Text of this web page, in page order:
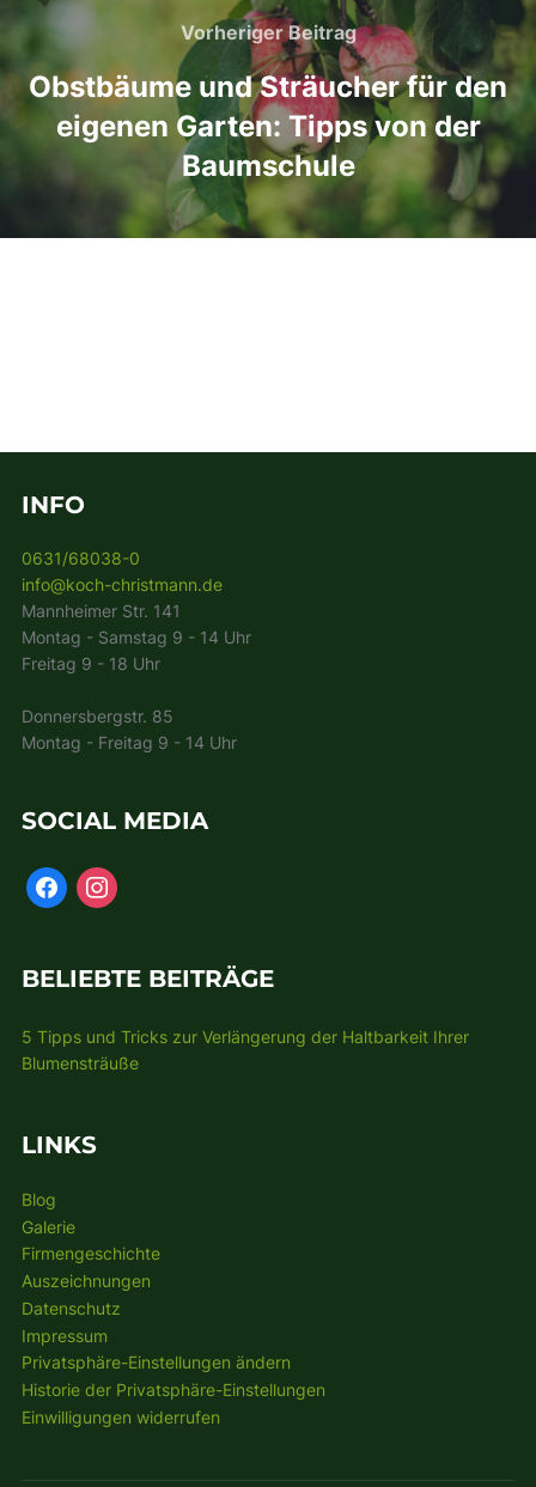
Vorheriger Beitrag
Obstbäume und Sträucher für den
eigenen Garten: Tipps von der
Baumschule
INFO
0631/68038-0
info@koch-christmann.de
Mannheimer Str. 141
Montag - Samstag 9 - 14 Uhr
Freitag 9 - 18 Uhr
Donnersbergstr. 85
Montag - Freitag 9 - 14 Uhr
SOCIAL MEDIA
BELIEBTE BEITRÄGE
5 Tipps und Tricks zur Verlängerung der Haltbarkeit Ihrer
Blumensträuße
LINKS
Blog
Galerie
Firmengeschichte
Auszeichnungen
Datenschutz
Impressum
Privatsphäre-Einstellungen ändern
Historie der Privatsphäre-Einstellungen
Einwilligungen widerrufen